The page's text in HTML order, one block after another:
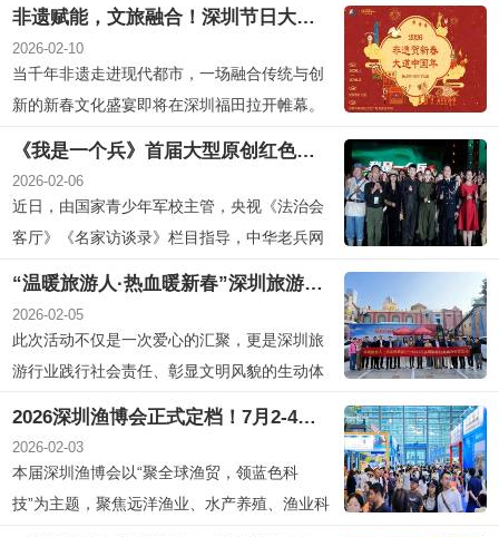
激活春节文化场景。
非遗赋能，文旅融合！深圳节日大道“非遗贺新春，大道中国年”系列文化活动新春亮相
2026-02-10
当千年非遗走进现代都市，一场融合传统与创
新的新春文化盛宴即将在深圳福田拉开帷幕。
日大道热闹开演。活动围绕非遗文化与新春民
俗，策划推出马年生肖艺术装置展、迎春花市
《我是一个兵》首届大型原创红色薪火艺术（公益）盛典在深圳成功举办，传承爱国情怀！
2026-02-06
近日，由国家青少年军校主管，央视《法治会
客厅》《名家访谈录》栏目指导，中华老兵网
联合艺腾让爱(AI)发声共同举办的高规格纯公
近五千多人的规模呈现红色艺术，现场座无虚
席、气氛热烈，观众热情高涨。与此同时，场
“温暖旅游人·热血暖新春”深圳旅游行业新春公益活动成功举办
2026-02-05
此次活动不仅是一次爱心的汇聚，更是深圳旅
游行业践行社会责任、彰显文明风貌的生动体
2026深圳渔博会正式定档！7月2-4日在深圳会展中心(福田)盛大开幕
2026-02-03
本届深圳渔博会以“聚全球渔贸，领蓝色科
技”为主题，聚焦远洋渔业、水产养殖、渔业科